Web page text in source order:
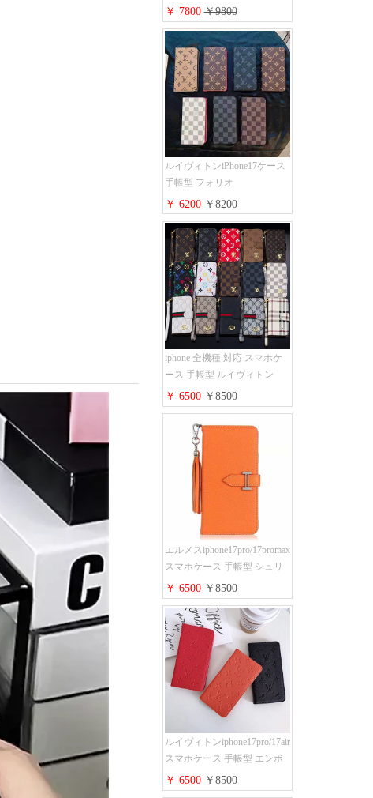
ノグラム 定番柄 airpods 4/3/2
proケース 2点セット激安 グ
ッチiphone16pro/16/15ケース
手帳型 財布カード入り 多機
能 ハイ ブランド Galaxy
S25/S24/S23手帳カバー おす
すめ
￥ 7800￥9800
ルイヴィトンiPhone17ケース
手帳型 フォリオ
iPhone17pro/17promaxケース
ダミエ モノグラム レザー 磁
石内蔵 LV アイフォン
16/16plus手帳ケース 超薄 ビ
ジネス風 メンズ レディース
おしゃれ ブランド
iphone15/14/13手帳型スマホケ
ース お 揃い
￥ 6200￥8200
iphone 全機種 対応 スマホケ
ース 手帳型 ルイヴィトン
iPhone17pro/17air/17e手帳型ケ
ース 安心する 買う モノグラ
ム シュリンクレザーLV アイ
フォン16/16promaxスマホケー
ス 手帳 多機能 グッチ
iphone15pro/14/13携帯ケース
大人 レディース メンズ スト
ラップ付き
￥ 6500￥8500
エルメスiphone17pro/17promax
スマホケース 手帳型 シュリ
ンクレザー タッセル ストラ
ップ 付き Hermes
iphone16pro/16ケース 財布型
スタンド機能 携帯カバー ハ
イ ブランド アイフォーン
15/14/13ケース 手帳 レディー
ス 人気
￥ 6500￥8500
ルイヴィトンiphone17pro/17air
スマホケース 手帳型 エンボ
スレザー 本革 モノグラム LV
アイフォン 16pro/16promaxケ
￥ 6500￥8500